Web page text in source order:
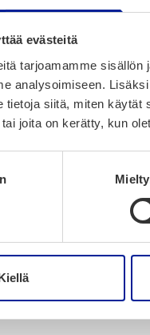
evästeitä
tarjoamamme
analysoimiseen.
tietoja siitä, miten
joita on kerätty, kun